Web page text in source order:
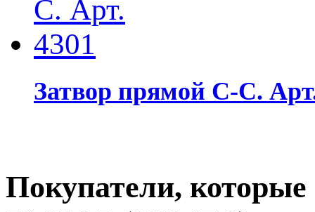
Затвор прямой С-С.
Покупатели,